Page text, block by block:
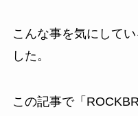
こんな事を気にして
した。
この記事で「